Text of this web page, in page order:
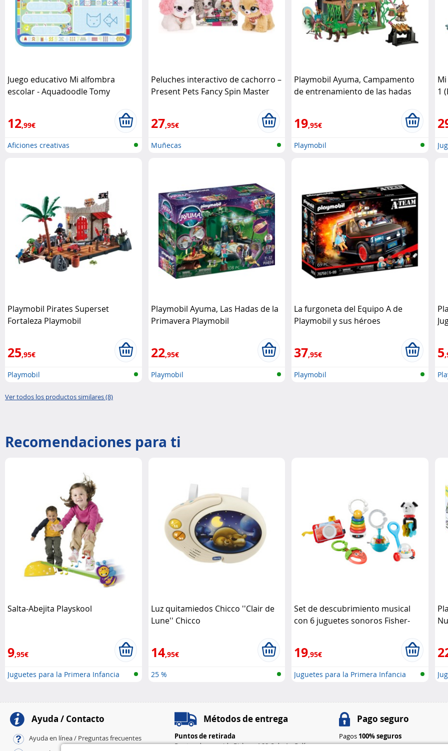
Juego educativo Mi alfombra
escolar - Aquadoodle Tomy
12,99€
Aficiones creativas
Peluches interactivo de cachorro –
Present Pets Fancy Spin Master
27,95€
Muñecas
Playmobil Ayuma, Campamento
de entrenamiento de las hadas
19,95€
Playmobil
1
Playmobil Pirates Superset
Fortaleza Playmobil
25,95€
Playmobil
Playmobil Ayuma, Las Hadas de la
Primavera Playmobil
22,95€
Playmobil
La furgoneta del Equipo A de
Playmobil y sus héroes
37,95€
Playmobil
5
Ver todos los productos similares (8)
Recomendaciones para ti
Salta-Abejita Playskool
9,95€
Juguetes para la Primera Infancia
Luz quitamiedos Chicco ''Clair de
Lune'' Chicco
14,95€
25 %
Set de descubrimiento musical
con 6 juguetes sonoros Fisher-
19,95€
Juguetes para la Primera Infancia
Ayuda / Contacto
Ayuda en línea / Preguntas frecuentes
Métodos de entrega
Puntos de retirada
Puntos de recogida Pickup: 4,99 € de 4 a 5 días
Pago seguro
Pagos 100% seguros